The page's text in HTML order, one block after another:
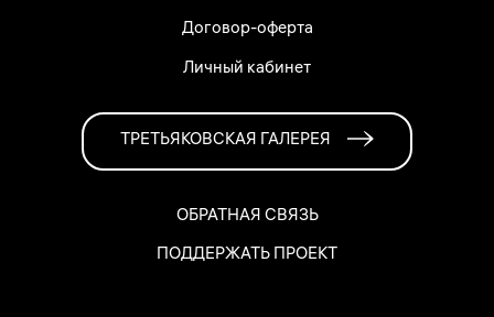
Договор-оферта
Личный кабинет
ТРЕТЬЯКОВСКАЯ ГАЛЕРЕЯ
ОБРАТНАЯ СВЯЗЬ
ПОДДЕРЖАТЬ ПРОЕКТ